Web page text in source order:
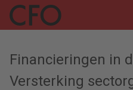
Financieringen in
Versterking